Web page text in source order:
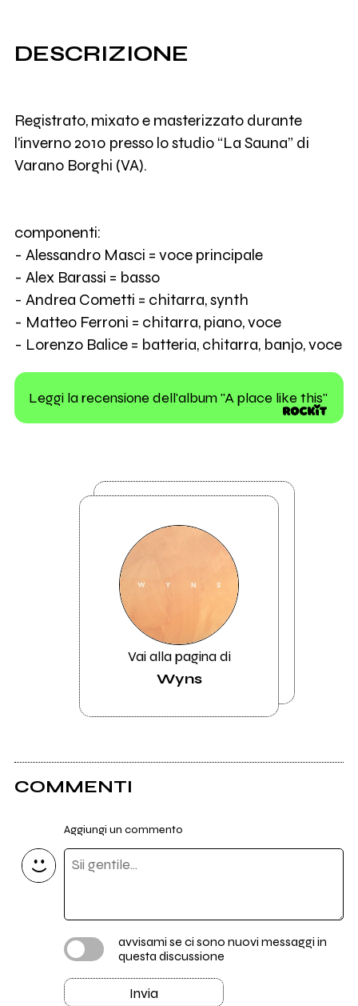
DESCRIZIONE
Registrato, mixato e masterizzato durante
l'inverno 2010 presso lo studio “La Sauna” di
Varano Borghi (VA).
componenti:
- Alessandro Masci = voce principale
- Alex Barassi = basso
- Andrea Cometti = chitarra, synth
- Matteo Ferroni = chitarra, piano, voce
- Lorenzo Balice = batteria, chitarra, banjo, voce
Leggi la recensione dell'album "A place like this"
Vai alla pagina di
Wyns
COMMENTI
Aggiungi un commento
avvisami se ci sono nuovi messaggi in
questa discussione
Invia